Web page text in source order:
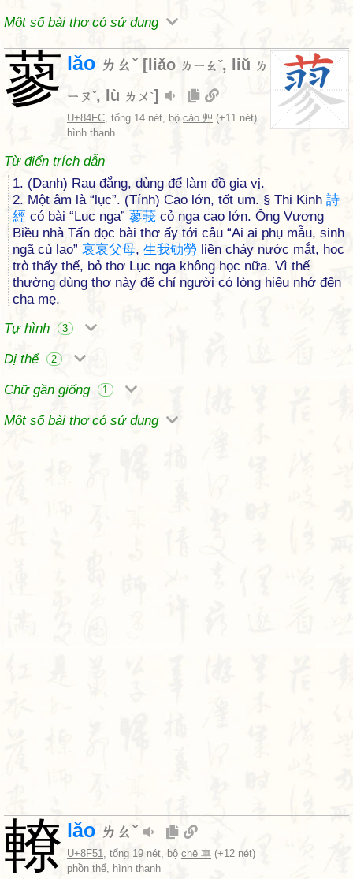
Một số bài thơ có sử dụng
蓼 lǎo ㄌㄠˇ [ liǎo ㄌㄧㄠˇ, liǔ ㄌ
ㄧㄡˇ, lù ㄌㄨˋ]
U+84FC, tổng 14 nét, bộ cǎo 艸 (+11 nét)
hình thanh
Từ điển trích dẫn
1. (Danh) Rau đắng, dùng để làm đồ gia vị.
2. Một âm là “lục”. (Tính) Cao lớn, tốt um. § Thi Kinh 詩
經 có bài “Lục nga” 蓼莪 cỏ nga cao lớn. Ông Vương
Biều nhà Tấn đọc bài thơ ấy tới câu “Ai ai phụ mẫu, sinh
ngã cù lao” 哀哀父母, 生我劬勞 liền chảy nước mắt, học
trò thấy thế, bỏ thơ Lục nga không học nữa. Vì thế
thường dùng thơ này để chỉ người có lòng hiếu nhớ đến
cha mẹ.
Tự hình
3
Dị thể 2
Chữ gần giống 1
Một số bài thơ có sử dụng
轑 lǎo ㄌㄠˇ
U+8F51, tổng 19 nét, bộ chē 車 (+12 nét)
phồn thể, hình thanh